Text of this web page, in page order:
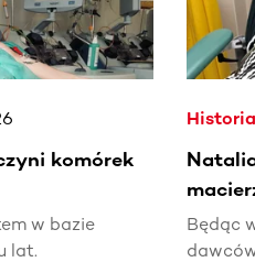
komórek
w bazie
lat.
Będąc